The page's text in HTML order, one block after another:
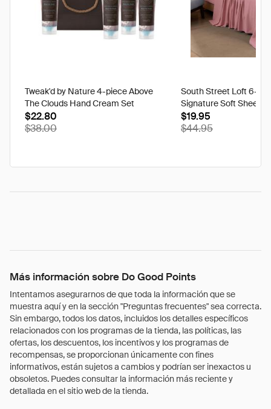
Tweak'd by Nature 4-piece Above
The Clouds Hand Cream Set
$22.80
$38.00
South Street Loft 6-
Signature Soft Sheet
$19.95
$44.95
Más información sobre Do Good Points
Intentamos asegurarnos de que toda la información que se
muestra aquí y en la sección "Preguntas frecuentes" sea correcta.
Sin embargo, todos los datos, incluidos los detalles específicos
relacionados con los programas de la tienda, las políticas, las
ofertas, los descuentos, los incentivos y los programas de
recompensas, se proporcionan únicamente con fines
informativos, están sujetos a cambios y podrían ser inexactos u
obsoletos. Puedes consultar la información más reciente y
detallada en el sitio web de la tienda.